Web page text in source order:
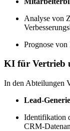
Analyse von
Prognose
KI für Vertrieb
In den Abteilungen
Lead-
Identifikation
CRM-